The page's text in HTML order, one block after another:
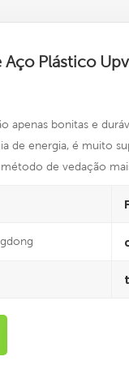
Aço Plástico
apenas bonitas e
de energia, é muito
de vedação